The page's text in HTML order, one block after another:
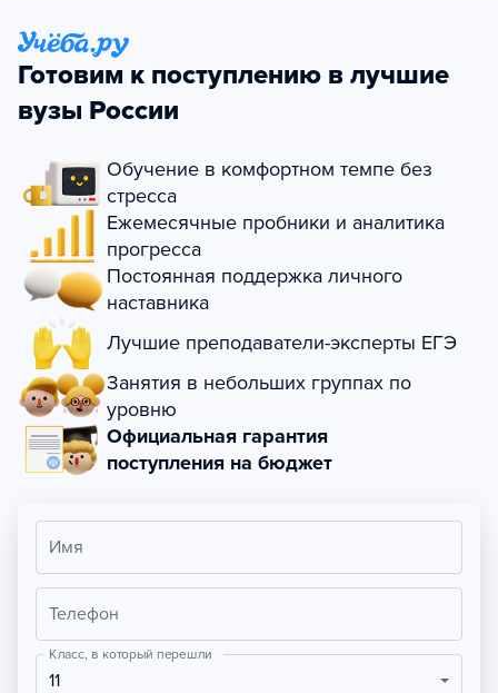
Готовим к поступлению в лучшие
вузы России
Обучение в комфортном темпе без
стресса
Ежемесячные пробники и аналитика
прогресса
Постоянная поддержка личного
наставника
Лучшие преподаватели-эксперты ЕГЭ
Занятия в небольших группах по
уровню
Официальная гарантия
поступления на бюджет
Имя
Телефон
Класс, в который перешли
11